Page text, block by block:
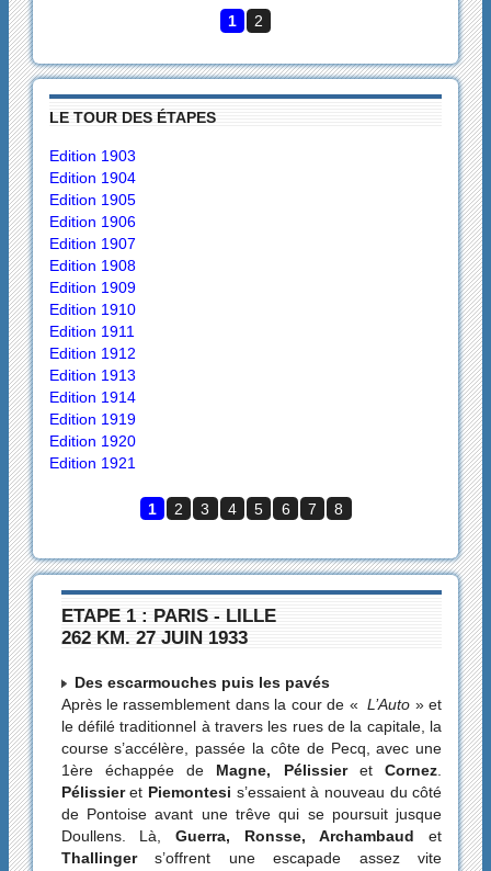
1 2
LE TOUR DES ÉTAPES
Edition 1903
Edition 1904
Edition 1905
Edition 1906
Edition 1907
Edition 1908
Edition 1909
Edition 1910
Edition 1911
Edition 1912
Edition 1913
Edition 1914
Edition 1919
Edition 1920
Edition 1921
1 2 3 4 5 6 7 8
ETAPE 1 : PARIS - LILLE
262 KM. 27 JUIN 1933
Des escarmouches puis les pavés
Après le rassemblement dans la cour de « L’Auto » et
le défilé traditionnel à travers les rues de la capitale, la
course s’accélère, passée la côte de Pecq, avec une
1ère échappée de Magne, PélissieretCornez.
Pélissieret Piemontesi s’essaient à nouveau du côté
de Pontoise avant une trêve qui se poursuit jusque
Doullens. Là,Guerra, Ronsse, Archambaud et
Thallingers’offrent une escapade assez vite